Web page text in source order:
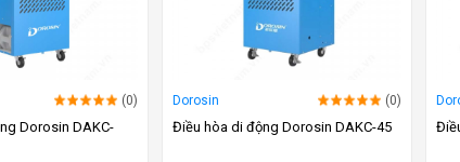
(0)
Dorosin DAKC-
Dorosin (0)
Điều hòa di động Dorosin DAKC-45